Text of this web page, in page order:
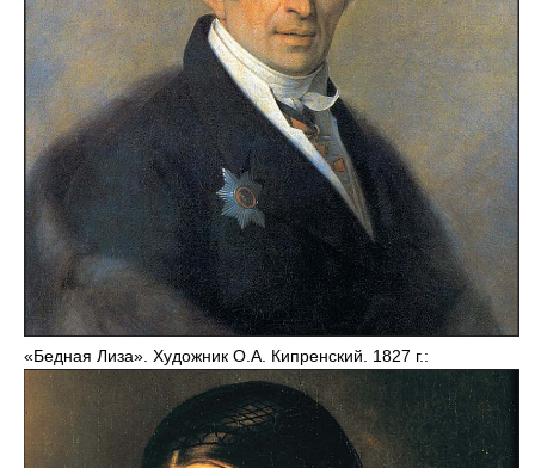
«Бедная Лиза». Художник О.А. Кипренский. 1827 г.: